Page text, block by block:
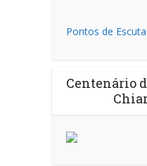
Pontos de Escuta
Centenário